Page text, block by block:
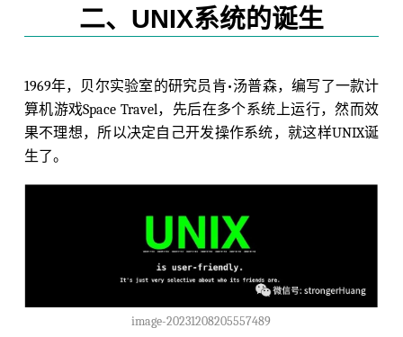
二、UNIX系统的诞生
1969年，贝尔实验室的研究员肯•汤普森，编写了一款计
算机游戏Space Travel，先后在多个系统上运行，然而效
果不理想，所以决定自己开发操作系统，就这样UNIX诞
生了。
image-20231208205557489